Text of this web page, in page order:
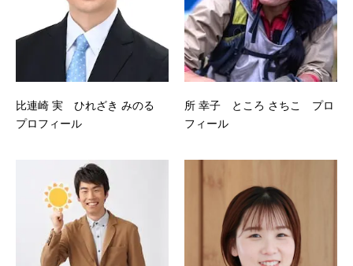
比連崎 実 ひれざき みのる
プロフィール
所 幸子 ところ さちこ プロ
フィール